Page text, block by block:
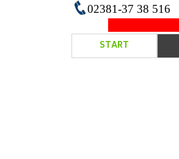
START
02381-37 38 516